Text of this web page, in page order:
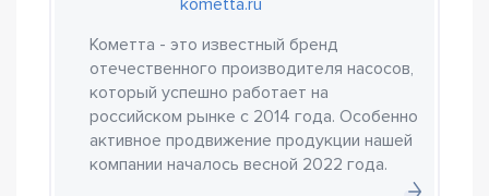
kometta.ru
Кометта - это известный бренд
отечественного производителя насосов,
который успешно работает на
российском рынке с 2014 года. Особенно
активное продвижение продукции нашей
компании началось весной 2022 года.